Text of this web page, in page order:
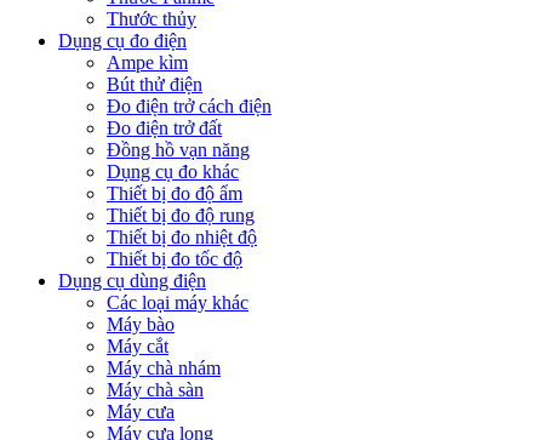
Thước thủy
Dụng cụ đo điện
Ampe kìm
Bút thử điện
Đo điện trở cách điện
Đo điện trở đất
Đồng hồ vạn năng
Dụng cụ đo khác
Thiết bị đo độ ẩm
Thiết bị đo độ rung
Thiết bị đo nhiệt độ
Thiết bị đo tốc độ
Dụng cụ dùng điện
Các loại máy khác
Máy bào
Máy cắt
Máy chà nhám
Máy chà sàn
Máy cưa
Máy cưa lọng